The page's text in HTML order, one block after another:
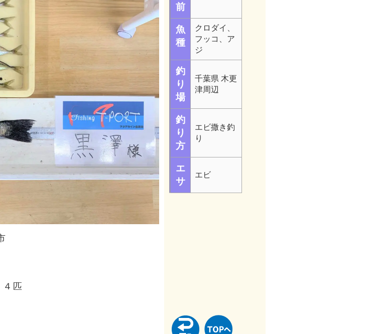
匹
前
魚
種
クロダイ、
フッコ、ア
ジ
釣
り
場
千葉県 木更
津周辺
釣
り
方
エビ撒き釣
り
エ
サ
エビ